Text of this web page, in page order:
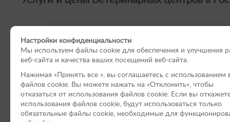
Филиал «Смоленск»
Филиал «Брянск»
«Клиника Кошек» г. Москва
Настройки конфиденциальности
Мы используем файлы cookie для обеспечения и улучшения
веб-сайта и качества ваших посещений веб-сайта.
Нажимая «Принять вce », вы соглашаетесь с использованием
файлов cookie. Вы можете нажать на «Отклонить», чтобы
отказаться от использования файлов сookie. Если вы
использования файлов cookie, будут использоваться только
обязательные файлы cookie, необходимые для